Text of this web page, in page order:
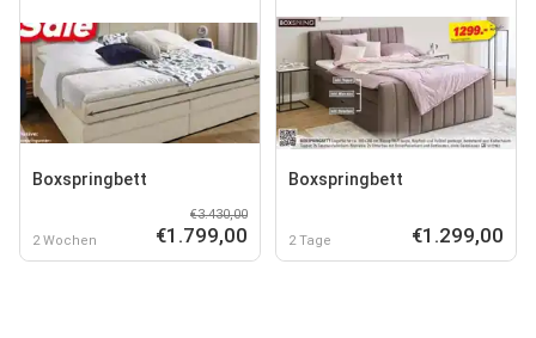
Boxspringbett
2 Wochen
€3.430,00
€1.799,00
Boxspringbett
2 Tage €1.299,00